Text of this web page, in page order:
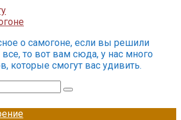
о самогоне, если вы решили
все, то вот вам сюда, у нас много
которые смогут вас удивить.